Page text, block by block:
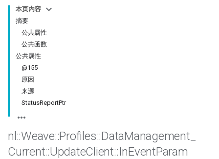
本页内容
摘要
公共属性
公共函数
公共属性
@155
原因
来源
StatusReportPtr
nl ::Weave::Profiles::DataManagement
Current::UpdateClient::InEventParam